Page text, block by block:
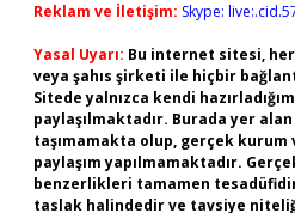
Reklam ve İletişim: Skype:
Yasal Uyarı: Bu internet sitesi,
veya şahıs şirketi ile hiçbir
Sitede yalnızca kendi
paylaşılmaktadır. Burada yer
taşımamakta olup, gerçek kurum
paylaşım yapılmamaktadır.
benzerlikleri tamamen
taslak halindedir ve tavsiye